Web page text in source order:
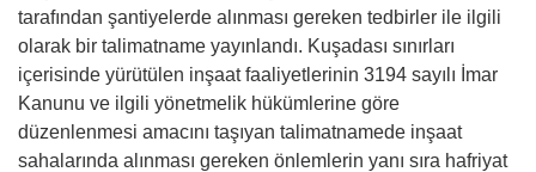
tarafından şantiyelerde alınması gereken tedbirler ile ilgili
olarak bir talimatname yayınlandı. Kuşadası sınırları
içerisinde yürütülen inşaat faaliyetlerinin 3194 sayılı İmar
Kanunu ve ilgili yönetmelik hükümlerine göre
düzenlenmesi amacını taşıyan talimatnamede inşaat
sahalarında alınması gereken önlemlerin yanı sıra hafriyat